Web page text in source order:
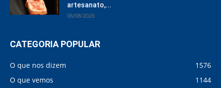
artesanato,...
06/08/2026
CATEGORIA POPULAR
O que nos dizem
1576
O que vemos
1144